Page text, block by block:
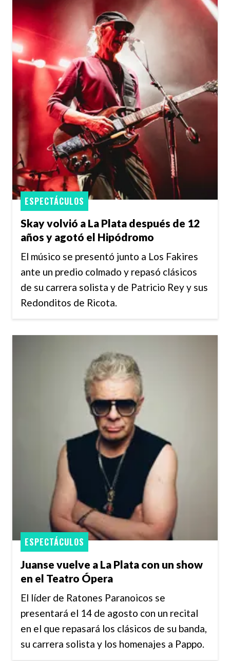
Skay volvió a La Plata después de 12
años y agotó el Hipódromo
ESPECTÁCULOS
El músico se presentó junto a Los Fakires
ante un predio colmado y repasó clásicos
de su carrera solista y de Patricio Rey y sus
Redonditos de Ricota.
Juanse vuelve a La Plata con un show
en el Teatro Ópera
ESPECTÁCULOS
El líder de Ratones Paranoicos se
presentará el 14 de agosto con un recital
en el que repasará los clásicos de su banda,
su carrera solista y los homenajes a Pappo.